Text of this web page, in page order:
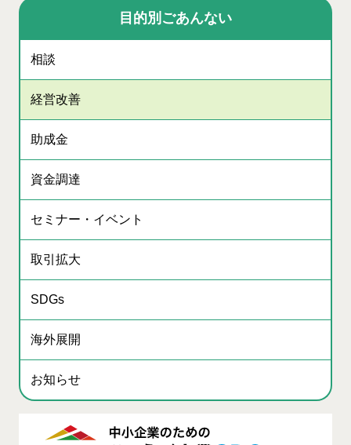
目的別ごあんない
相談
経営改善
助成金
資金調達
セミナー・イベント
取引拡大
SDGs
海外展開
お知らせ